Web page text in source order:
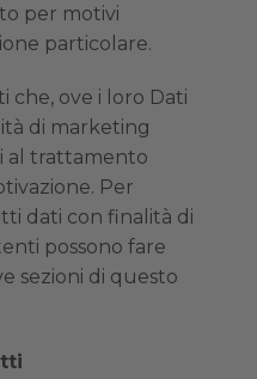
per motivi
particolare.
che, ove i loro Dati
di marketing
al trattamento
Per
dati con finalità di
possono fare
sezioni di questo